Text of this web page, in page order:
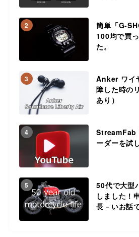
2
簡単「G-
100均で買
た。
3
Anker ワイ
障した時の
あり）
4
StreamFab
ーダーを試
5
50代で大型
しました！
長－いお話